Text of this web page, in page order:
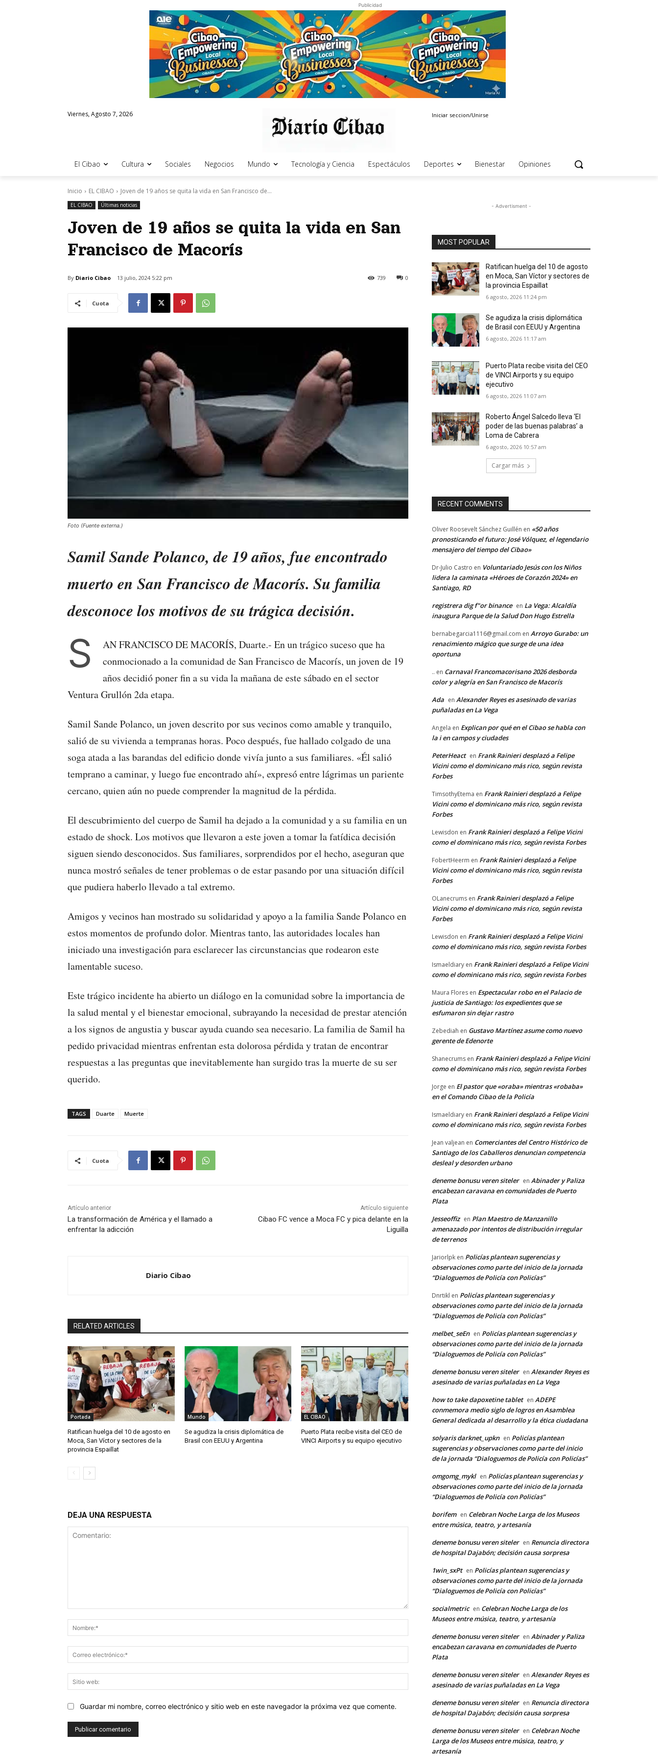
Publicidad
Viernes, Agosto 7, 2026 Iniciar seccion/Unirse
El Cibao Cultura Sociales Negocios Mundo Tecnología y Ciencia Espectáculos Deportes Bienestar Opiniones
Inicio EL CIBAO Joven de 19 años se quita la vida en San Francisco de...
EL CIBAO Últimas noticias
Joven de 19 años se quita la vida en San
Francisco de Macorís
By Diario Cibao 13 julio, 2024 5:22 pm 0
739
Cuota
Foto (Fuente externa.)
Samil Sande Polanco, de 19 años, fue encontrado
muerto en San Francisco de Macorís. Su familia
desconoce los motivos de su trágica decisión.
S
AN FRANCISCO DE MACORÍS, Duarte.- En un trágico suceso que ha
conmocionado a la comunidad de San Francisco de Macorís, un joven de 19
años decidió poner fin a su vida la mañana de este sábado en el sector
Ventura Grullón 2da etapa.
Samil Sande Polanco, un joven descrito por sus vecinos como amable y tranquilo,
salió de su vivienda a tempranas horas. Poco después, fue hallado colgado de una
soga atada a las barandas del edificio donde vivía junto a sus familiares. «Él salió
temprano a caminar, y luego fue encontrado ahí», expresó entre lágrimas un pariente
cercano, quien aún no puede comprender la magnitud de la pérdida.
El descubrimiento del cuerpo de Samil ha dejado a la comunidad y a su familia en un
estado de shock. Los motivos que llevaron a este joven a tomar la fatídica decisión
siguen siendo desconocidos. Sus familiares, sorprendidos por el hecho, aseguran que
nunca mostró señales de tener problemas o de estar pasando por una situación difícil
que pudiera haberlo llevado a tal extremo.
Amigos y vecinos han mostrado su solidaridad y apoyo a la familia Sande Polanco en
estos momentos de profundo dolor. Mientras tanto, las autoridades locales han
iniciado una investigación para esclarecer las circunstancias que rodearon este
lamentable suceso.
Este trágico incidente ha abierto un diálogo en la comunidad sobre la importancia de
la salud mental y el bienestar emocional, subrayando la necesidad de prestar atención
a los signos de angustia y buscar ayuda cuando sea necesario. La familia de Samil ha
pedido privacidad mientras enfrentan esta dolorosa pérdida y tratan de encontrar
respuestas a las preguntas que inevitablemente han surgido tras la muerte de su ser
querido.
TAGS Duarte Muerte
Cuota
Artículo anterior
La transformación de América y el llamado a
enfrentar la adicción
Artículo siguiente
Cibao FC vence a Moca FC y pica delante en la
Liguilla
Diario Cibao
RELATED ARTICLES
Portada
Ratifican huelga del 10 de agosto en
Moca, San Víctor y sectores de la
provincia Espaillat
Mundo
Se agudiza la crisis diplomática de
Brasil con EEUU y Argentina
EL CIBAO
Puerto Plata recibe visita del CEO de
VINCI Airports y su equipo ejecutivo
DEJA UNA RESPUESTA
Nombre:*
electrónico:*
web:
Guardar mi nombre, correo electrónico y sitio web en este navegador la próxima vez que comente.
- Advertisment -
MOST POPULAR
Ratifican huelga del 10 de agosto
en Moca, San Víctor y sectores de
la provincia Espaillat
6 agosto, 2026 11:24 pm
Se agudiza la crisis diplomática
de Brasil con EEUU y Argentina
6 agosto, 2026 11:17 am
Puerto Plata recibe visita del CEO
de VINCI Airports y su equipo
ejecutivo
6 agosto, 2026 11:07 am
Roberto Ángel Salcedo lleva ‘El
poder de las buenas palabras’ a
Loma de Cabrera
6 agosto, 2026 10:57 am
Cargar más
RECENT COMMENTS
Oliver Roosevelt Sánchez Guillén en «50 años
pronosticando el futuro: José Vólquez, el legendario
mensajero del tiempo del Cibao»
Dr-Julio Castro en Voluntariado Jesús con los Niños
lidera la caminata «Héroes de Corazón 2024» en
Santiago, RD
registrera dig f"or binance en La Vega: Alcaldía
inaugura Parque de la Salud Don Hugo Estrella
bernabegarcia1116@gmail.com en Arroyo Gurabo: un
renacimiento mágico que surge de una idea
oportuna
.. en Carnaval Francomacorisano 2026 desborda
color y alegría en San Francisco de Macorís
Ada en Alexander Reyes es asesinado de varias
puñaladas en La Vega
Angela en Explican por qué en el Cibao se habla con
la i en campos y ciudades
PeterHeact en Frank Rainieri desplazó a Felipe
Vicini como el dominicano más rico, según revista
Forbes
TimsothyEtema en Frank Rainieri desplazó a Felipe
Vicini como el dominicano más rico, según revista
Forbes
Lewisdon en Frank Rainieri desplazó a Felipe Vicini
como el dominicano más rico, según revista Forbes
FobertHeerm en Frank Rainieri desplazó a Felipe
Vicini como el dominicano más rico, según revista
Forbes
OLanecrums en Frank Rainieri desplazó a Felipe
Vicini como el dominicano más rico, según revista
Forbes
Lewisdon en Frank Rainieri desplazó a Felipe Vicini
como el dominicano más rico, según revista Forbes
Ismaeldiary en Frank Rainieri desplazó a Felipe Vicini
como el dominicano más rico, según revista Forbes
Maura Flores en Espectacular robo en el Palacio de
justicia de Santiago: los expedientes que se
esfumaron sin dejar rastro
Zebediah en Gustavo Martínez asume como nuevo
gerente de Edenorte
Shanecrums en Frank Rainieri desplazó a Felipe Vicini
como el dominicano más rico, según revista Forbes
Jorge en El pastor que «oraba» mientras «robaba»
en el Comando Cibao de la Policía
Ismaeldiary en Frank Rainieri desplazó a Felipe Vicini
como el dominicano más rico, según revista Forbes
Jean valjean en Comerciantes del Centro Histórico de
Santiago de los Caballeros denuncian competencia
desleal y desorden urbano
deneme bonusu veren siteler en Abinader y Paliza
encabezan caravana en comunidades de Puerto
Plata
Jesseoffiz en Plan Maestro de Manzanillo
amenazado por intentos de distribución irregular
de terrenos
Jariorlpk en Policías plantean sugerencias y
observaciones como parte del inicio de la jornada
“Dialoguemos de Policía con Policías”
Dnrtikl en Policías plantean sugerencias y
observaciones como parte del inicio de la jornada
“Dialoguemos de Policía con Policías”
melbet_seEn en Policías plantean sugerencias y
observaciones como parte del inicio de la jornada
“Dialoguemos de Policía con Policías”
deneme bonusu veren siteler en Alexander Reyes es
asesinado de varias puñaladas en La Vega
how to take dapoxetine tablet en ADEPE
conmemora medio siglo de logros en Asamblea
General dedicada al desarrollo y la ética ciudadana
solyaris darknet_upkn en Policías plantean
sugerencias y observaciones como parte del inicio
de la jornada “Dialoguemos de Policía con Policías”
omgomg_mykl en Policías plantean sugerencias y
observaciones como parte del inicio de la jornada
“Dialoguemos de Policía con Policías”
borifem en Celebran Noche Larga de los Museos
entre música, teatro, y artesanía
deneme bonusu veren siteler en Renuncia directora
de hospital Dajabón; decisión causa sorpresa
1win_sxPt en Policías plantean sugerencias y
observaciones como parte del inicio de la jornada
“Dialoguemos de Policía con Policías”
socialmetric en Celebran Noche Larga de los
Museos entre música, teatro, y artesanía
deneme bonusu veren siteler en Abinader y Paliza
encabezan caravana en comunidades de Puerto
Plata
deneme bonusu veren siteler en Alexander Reyes es
asesinado de varias puñaladas en La Vega
deneme bonusu veren siteler en Renuncia directora
de hospital Dajabón; decisión causa sorpresa
deneme bonusu veren siteler en Celebran Noche
Larga de los Museos entre música, teatro, y
artesanía